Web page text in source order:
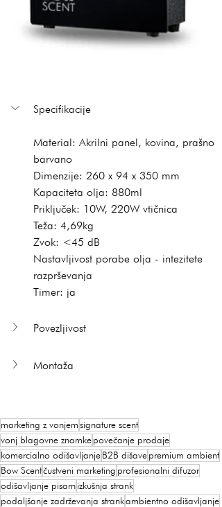
Specifikacije
Material: Akrilni panel, kovina, prašno
barvano
Dimenzije: 260 x 94 x 350 mm
Kapaciteta olja: 880ml
Priključek: 10W, 220W vtičnica
Teža: 4,69kg
Zvok: <45 dB
Nastavljivost porabe olja - intezitete
razprševanja
Timer: ja
Povezljivost
Montaža
marketing z vonjemsignature scent
vonj blagovne znamkepovečanje prodaje
komercialno odišavljanjeB2B dišavepremium ambient
Bow Scentčustveni marketing profesionalni difuzor
odišavljanje pisarnizkušnja strank
podaljšanje zadrževanja strankambientno odišavljanje